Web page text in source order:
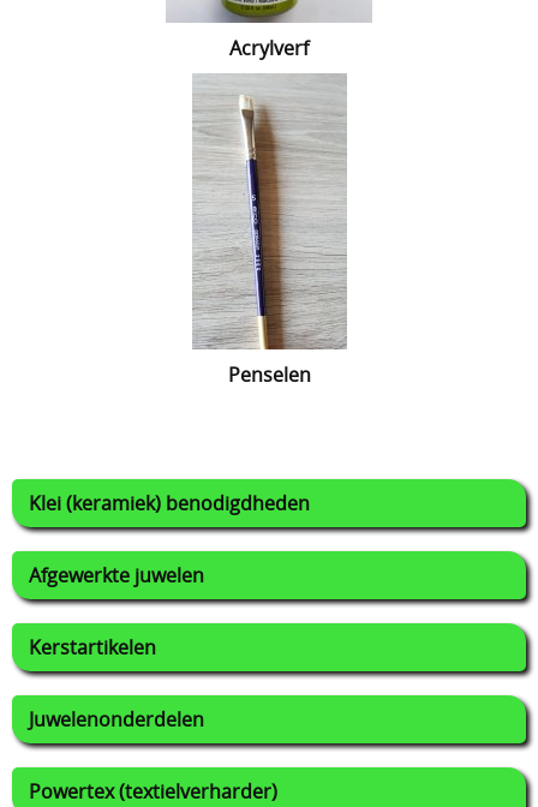
Klei (keramiek) benodigdheden
Afgewerkte juwelen
Kerstartikelen
Juwelenonderdelen
Powertex (textielverharder)
Acrylverf
Penselen